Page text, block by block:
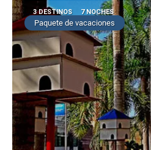
3 DESTINOS 7 NOCHES
Paquete de vacaciones